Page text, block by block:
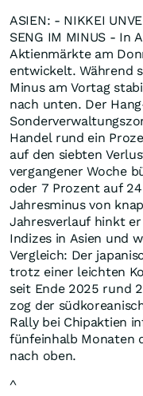
ASIEN: - NIKKEI
SENG IM MINUS - In
Aktienmärkte am
entwickelt. Während
Minus am Vortag
nach unten. Der
Handel rund ein
auf den siebten
vergangener Woche
oder 7 Prozent auf
Jahresminus von
Jahresverlauf hinkt
Indizes in Asien und
Vergleich: Der
trotz einer leichten
seit Ende 2025 rund
zog der
Rally bei Chipaktien
fünfeinhalb Monaten
nach oben.
^